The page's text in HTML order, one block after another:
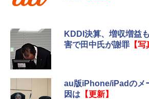
KDDI決算、増収増益
害で田中氏が謝罪【写
au版iPhone/iPadのメ
因は 【更新】